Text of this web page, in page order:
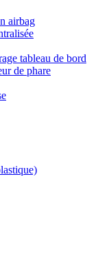
airbag
tableau de bord
de phare